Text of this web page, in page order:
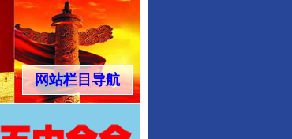
网站栏目导航